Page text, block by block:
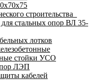
строительства
стальных опор ВЛ 35-
лотков
стойки УСО
ЛЭП
кабелей